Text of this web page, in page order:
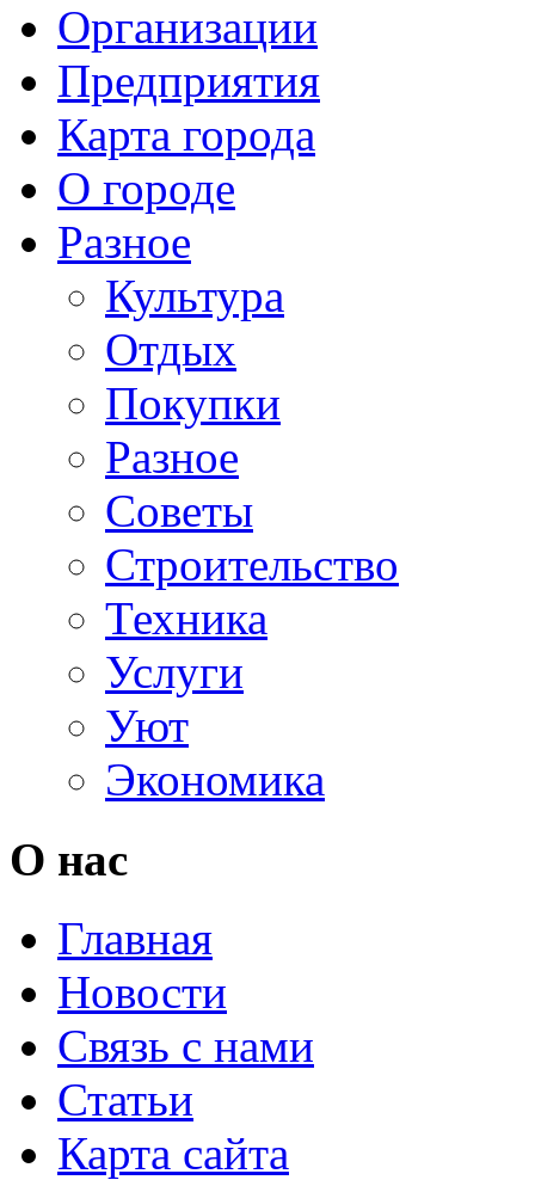
Организации
Предприятия
Карта города
О городе
Разное
Культура
Отдых
Покупки
Разное
Советы
Строительство
Техника
Услуги
Уют
Экономика
О нас
Главная
Новости
Связь с нами
Статьи
Карта сайта